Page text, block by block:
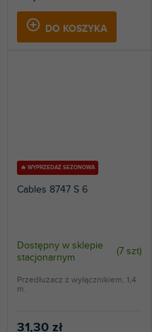
DO KOSZYKA
🔥 WYPRZEDAŻ SEZONOWA
Cables 8747 S 6
Dostępny w sklepie
stacjonarnym
(7 szt)
31,30 zł
Przedłużacz z wyłącznikiem, 1,4
m.